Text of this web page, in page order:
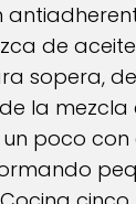
de
sopera,
la mezcla
poco con